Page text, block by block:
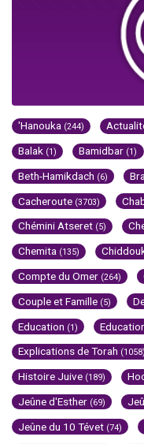
'Hanouka (244)
Balak (1) Bamidbar (1)
Beth-Hamikdach (6)
Cacheroute (3703)
Chémini Atseret (5)
Chemita (135)
Compte du Omer (264)
Couple et Famille (5)
Education (1)
Explications de Torah (1058)
Histoire Juive (189)
Jeûne d'Esther (69)
Jeûne du 10 Tévet (74)